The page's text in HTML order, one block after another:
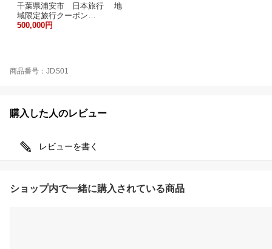
千葉県浦安市 日本旅行 地
域限定旅行クーポン…
500,000円
商品番号：JDS01
購入した人のレビュー
レビューを書く
ショップ内で一緒に購入されている商品